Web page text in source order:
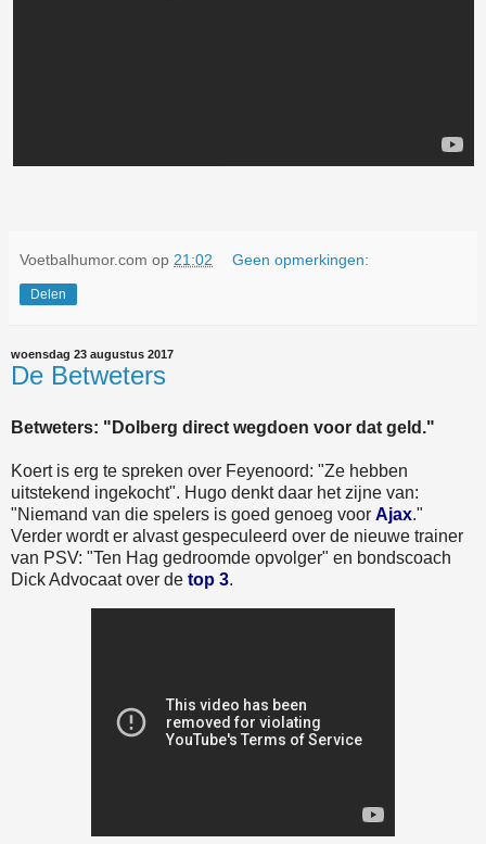
Voetbalhumor.com op 21:02 Geen opmerkingen:
Delen
woensdag 23 augustus 2017
De Betweters
Betweters: "Dolberg direct wegdoen voor dat geld."
Koert is erg te spreken over Feyenoord: "Ze hebben
uitstekend ingekocht". Hugo denkt daar het zijne van:
"Niemand van die spelers is goed genoeg voor Ajax."
Verder wordt er alvast gespeculeerd over de nieuwe trainer
van PSV: "Ten Hag gedroomde opvolger" en bondscoach
Dick Advocaat over de top 3.